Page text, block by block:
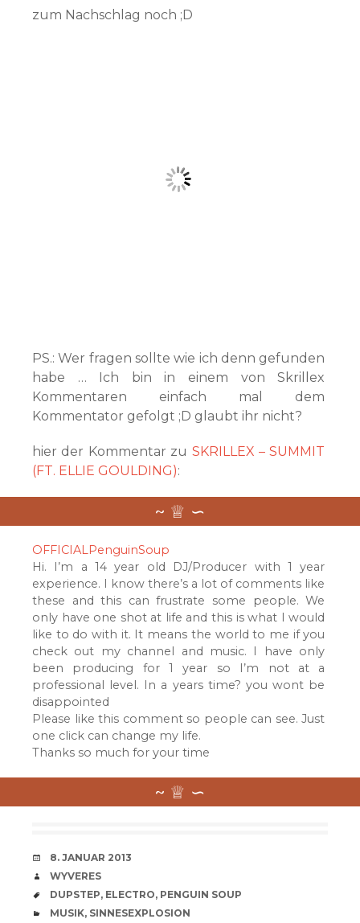
zum Nachschlag noch ;D
PS.: Wer fragen sollte wie ich denn gefunden
habe … Ich bin in einem von Skrillex
Kommentaren einfach mal dem
Kommentator gefolgt ;D glaubt ihr nicht?
hier der Kommentar zu SKRILLEX – SUMMIT
(FT. ELLIE GOULDING):
OFFICIALPenguinSoup
Hi. I’m a 14 year old DJ/Producer with 1 year
experience. I know there’s a lot of comments like
these and this can frustrate some people. We
only have one shot at life and this is what I would
like to do with it. It means the world to me if you
check out my channel and music. I have only
been producing for 1 year so I’m not at a
professional level. In a years time? you wont be
disappointed
Please like this comment so people can see. Just
one click can change my life.
Thanks so much for your time
VERABREDUNG
8. JANUAR 2013
VERFASSER
WYVERES
SCHLAGWÖRTER
DUPSTEP, ELECTRO, PENGUIN SOUP
CATEGORIES
MUSIK, SINNESEXPLOSION